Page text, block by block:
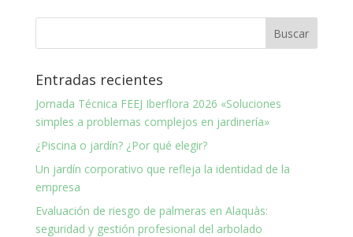
Entradas recientes
Jornada Técnica FEEJ Iberflora 2026 «Soluciones
simples a problemas complejos en jardinería»
¿Piscina o jardín? ¿Por qué elegir?
Un jardín corporativo que refleja la identidad de la
empresa
Evaluación de riesgo de palmeras en Alaquàs:
seguridad y gestión profesional del arbolado